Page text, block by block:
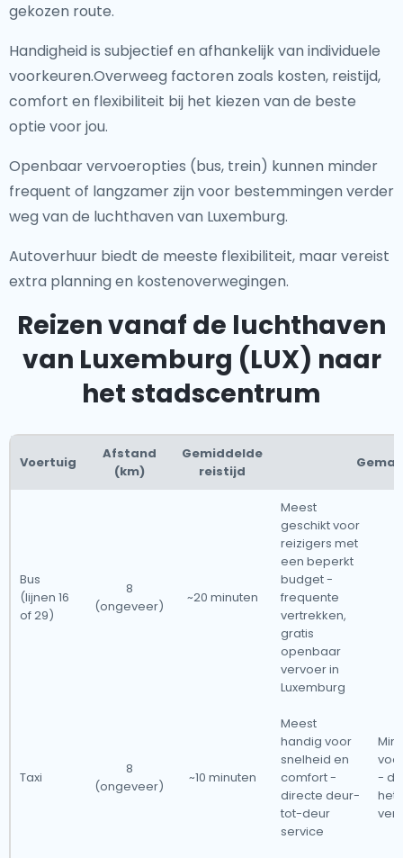
gekozen route.
Handigheid is subjectief en afhankelijk van individuele
voorkeuren.Overweeg factoren zoals kosten, reistijd,
comfort en flexibiliteit bij het kiezen van de beste
optie voor jou.
Openbaar vervoeropties (bus, trein) kunnen minder
frequent of langzamer zijn voor bestemmingen verder
weg van de luchthaven van Luxemburg.
Autoverhuur biedt de meeste flexibiliteit, maar vereist
extra planning en kostenoverwegingen.
Reizen vanaf de luchthaven
van Luxemburg (LUX) naar
het stadscentrum
Voertuig
Afstand
(km)
Gemiddelde
reistijd
Gemak
Bus
(lijnen 16
of 29)
8
(ongeveer)
~20 minuten
Meest
geschikt voor
reizigers met
een beperkt
budget -
frequente
vertrekken,
gratis
openbaar
vervoer in
Luxemburg
Taxi
8
(ongeveer)
~10 minuten
Meest
handig voor
snelheid en
comfort -
directe deur-
tot-deur
service
-
het